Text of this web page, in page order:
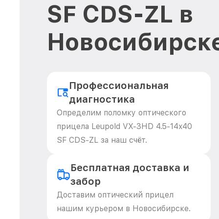
SF CDS-ZL в
Профессиональная
диагностика
Определим поломку оптического
прицела Leupold VX-3HD 4.5-14x40
SF CDS-ZL за наш счёт.
Бесплатная доставка и
забор
Доставим оптический прицел
нашим курьером в Новосибирске.